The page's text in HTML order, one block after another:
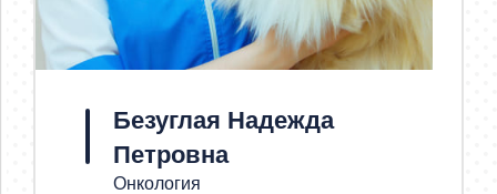
Безуглая Надежда
Петровна
Онкология